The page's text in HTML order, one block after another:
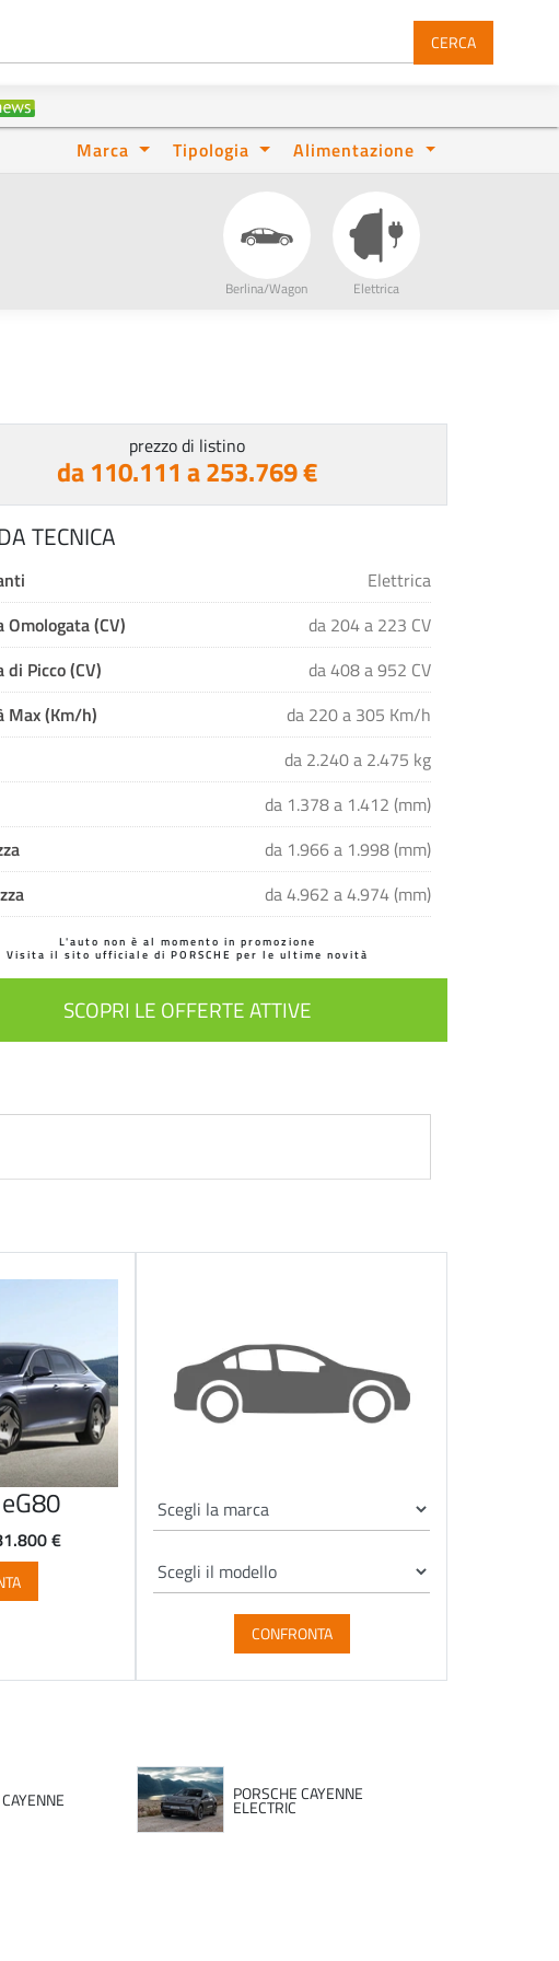
CERCA
Marca Tipologia Alimentazione
Berlina/Wagon Elettrica
prezzo di listino
da 110.111 a 253.769 €
TECNICA
Elettrica
Omologata (CV) da 204 a 223 CV
di Picco (CV) da 408 a 952 CV
Max (Km/h) da 220 a 305 Km/h
da 2.240 a 2.475 kg
da 1.378 a 1.412 (mm)
da 1.966 a 1.998 (mm)
da 4.962 a 4.974 (mm)
L'auto non è al momento in promozione
Visita il sito ufficiale di PORSCHE per le ultime novità
SCOPRI LE OFFERTE ATTIVE
€
CONFRONTA
PORSCHE CAYENNE
ELECTRIC